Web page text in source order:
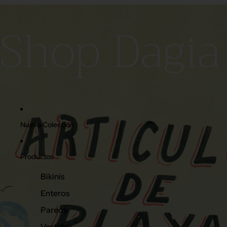
Nueva Colección
Productos
Bikinis
Enteros
Pareos